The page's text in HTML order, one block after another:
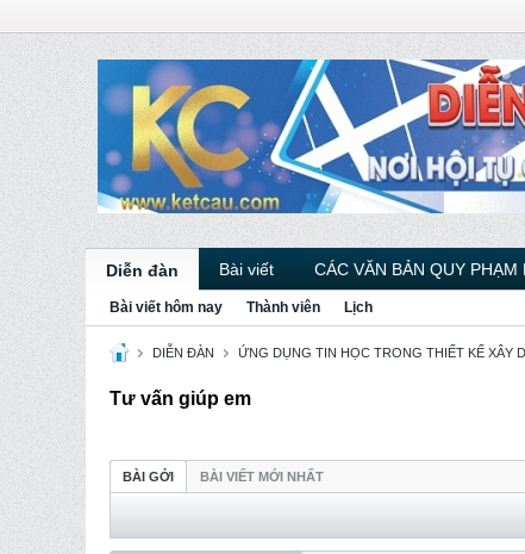
Diễn đàn Bài viết CÁC VĂN BẢN QUY PHẠM
Bài viết hôm nay Thành viên Lịch
DIỄN ĐÀN ỨNG DỤNG TIN HỌC TRONG THIẾT KẾ XÂY
Tư vấn giúp em
BÀI GỞI BÀI VIẾT MỚI NHẤT